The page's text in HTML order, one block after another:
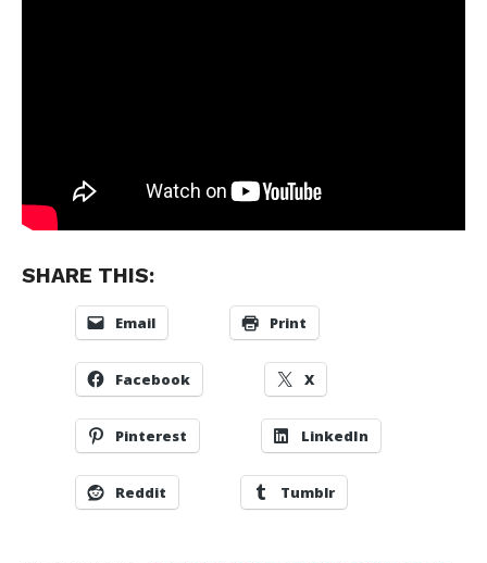
SHARE THIS:
Email Print
Facebook X
Pinterest LinkedIn
Reddit Tumblr